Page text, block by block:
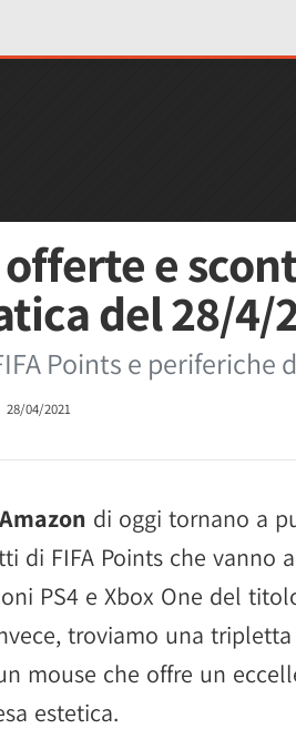
e
del 28/4/
Points e periferiche
28/04/2021
di oggi tornano a
di FIFA Points che vanno
PS4 e Xbox One del
troviamo una
mouse che offre un
estetica.